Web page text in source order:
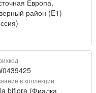
Европа,
район (E1)
в коллекции
biflora (Фиалка